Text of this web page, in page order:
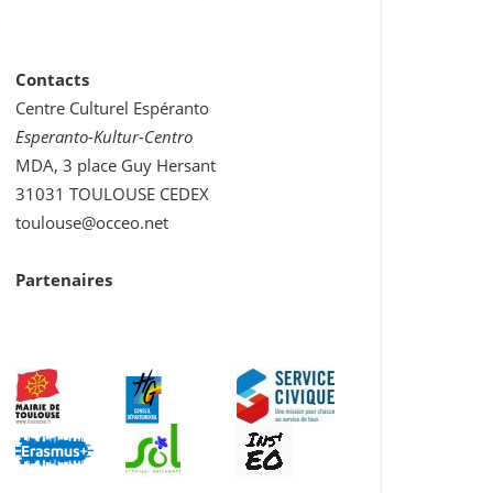
Contacts
Centre Culturel Espéranto
Esperanto-Kultur-Centro
MDA, 3 place Guy Hersant
31031 TOULOUSE CEDEX
toulouse@occeo.net
Partenaires